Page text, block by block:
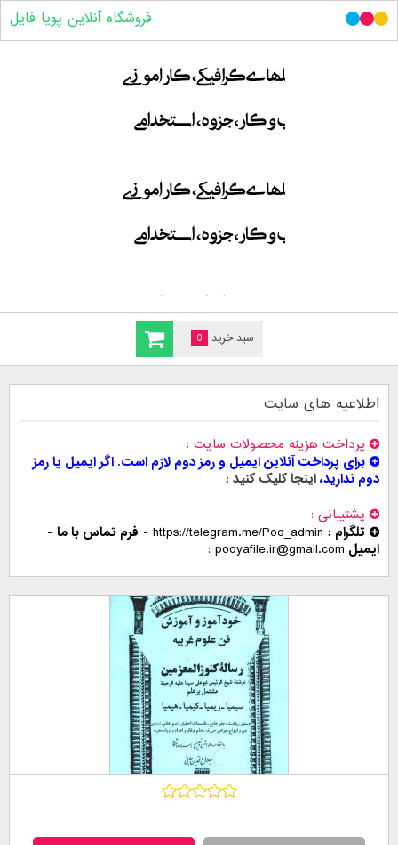
سبد خرید 0
فروشگاه آنلاین پویا فایل
اطلاعیه های سایت
پرداخت هزینه محصولات سایت
برای پرداخت آنلاین ایمیل و رمز دوم لازم است. اگر ایمیل یا رمز
دوم ندارید،اینجا کلیک کنید
پشتیبانی
تلگرام : https://telegram.me/Poo_admin
- فرم تماس با ما -
ایمیل pooyafile.ir@gmail.com